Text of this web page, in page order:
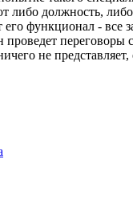
либо должность,
функционал - все
проведет переговоры
не представляет,